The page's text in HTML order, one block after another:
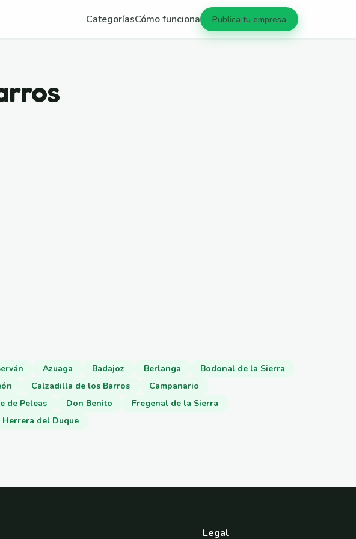
CategoríasCómo funciona Publica tu empresa
Azuaga Badajoz Berlanga
Bodonal de la Sierra
Calzadilla de los Barros
Campanario
de Peleas Don Benito
Fregenal de la Sierra
Herrera del Duque
Legal